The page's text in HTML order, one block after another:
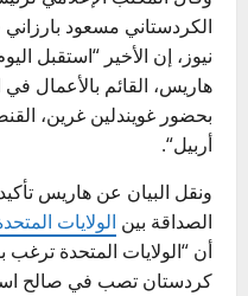
الكردستاني مسعود بارزاني
نيوز ، إن الأخير “استقبل
هاريس، القائم بالأعمال في
بحضور غويندلين غرين،
أربيل“.
ونقل البيان عن هاريس
الصداقة بين الولايات
أن “الولايات المتحدة
كردستان تصب في صالح